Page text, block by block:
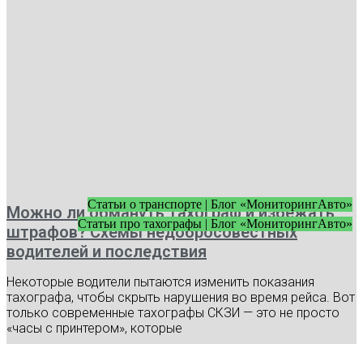
Статьи о транспорте | Блог «МониторингАвто»
Статьи про тахографы | Блог «МониторингАвто»
Можно ли обмануть тахограф и избежать
штрафов? Схемы недобросовестных
водителей и последствия
Некоторые водители пытаются изменить показания
тахографа, чтобы скрыть нарушения во время рейса. Вот
только современные тахографы СКЗИ — это не просто
«часы с принтером», которые